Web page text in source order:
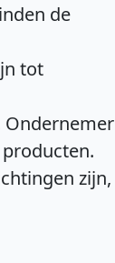
de
tot
Ondernemer
zijn,